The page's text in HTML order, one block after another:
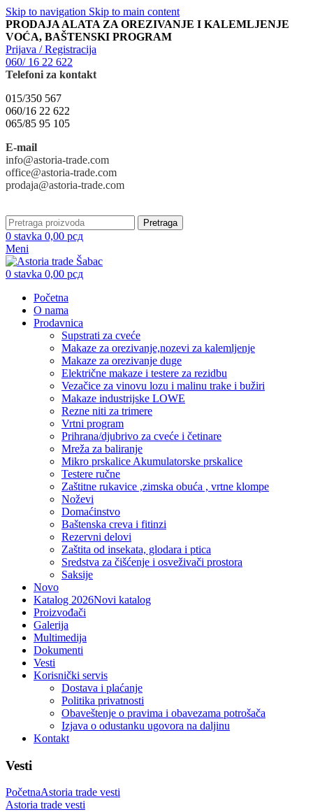
Skip to navigation Skip to main content
PRODAJA ALATA ZA OREZIVANJE I KALEMLJENJE
VOĆA, BAŠTENSKI PROGRAM
Prijava / Registracija
060/ 16 22 622
Telefoni za kontakt
015/350 567
060/16 22 622
065/85 95 105
E-mail
info@astoria-trade.com
office@astoria-trade.com
prodaja@astoria-trade.com
Pretraga
0 stavka 0,00 рсд
Meni
0 stavka 0,00 рсд
Početna
O nama
Prodavnica
Supstrati za cveće
Makaze za orezivanje,nozevi za kalemljenje
Makaze za orezivanje duge
Električne makaze i testere za rezidbu
Vezačice za vinovu lozu i malinu trake i bužiri
Makaze industrijske LOWE
Rezne niti za trimere
Vrtni program
Prihrana/djubrivo za cveće i četinare
Mreža za baliranje
Mikro prskalice Akumulatorske prskalice
Testere ručne
Zaštitne rukavice ,zimska obuća , vrtne klompe
Noževi
Domaćinstvo
Baštenska creva i fitinzi
Rezervni delovi
Zaštita od insekata, glodara i ptica
Sredstva za čišćenje i osveživači prostora
Saksije
Novo
Katalog 2026Novi katalog
Proizvođači
Galerija
Multimedija
Dokumenti
Vesti
Korisnički servis
Dostava i plaćanje
Politika privatnosti
Obaveštenje o pravima i obavezama potrošača
Izjava o odustanku ugovora na daljinu
Kontakt
Vesti
PočetnaAstoria trade vesti
Astoria trade vesti